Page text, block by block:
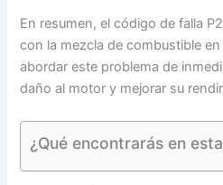
En resumen, el código de falla
con la mezcla de combustible
abordar este problema de
daño al motor y mejorar su
¿Qué encontrarás en